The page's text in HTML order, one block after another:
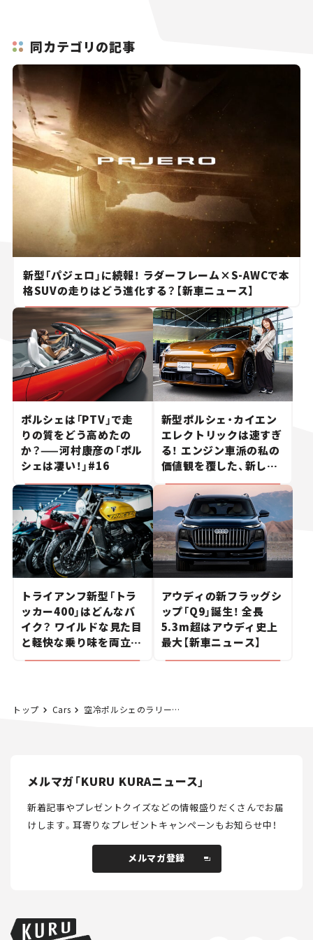
同カテゴリの記事
新型「パジェロ」に続報！ ラダーフレーム×S-AWCで本
格SUVの走りはどう進化する？【新車ニュース】
ポルシェは「PTV」で走
りの質をどう高めたの
か？——河村康彦の「ポル
シェは凄い！」#16
新型ポルシェ・カイエン
エレクトリックは速すぎ
る！ エンジン車派の私の
価値観を覆した、新しい
ポルシェの走り。
トライアンフ新型「トラ
ッカー400」はどんなバ
イク？ ワイルドな見た目
と軽快な乗り味を両立し
た400ccフラットトラッ
アウディの新フラッグシ
ップ「Q9」誕生！ 全長
5.3m超はアウディ史上
最大【新車ニュース】
トップ Cars 空冷ポルシェのラリー仕様？ RUF（ルーフ）が新型「ロデオ」の量産モデルを初披露！ 6速MT、カーボンモノコックシャシーを採用【新車ニュース】
メルマガ「KURU KURAニュース」
新着記事やプレゼントクイズなどの情報盛りだくさんでお届
けします。耳寄りなプレゼントキャンペーンもお知らせ中！
メルマガ登録